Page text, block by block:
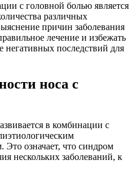
с головной болью является
различных
причин заболевания
лечение и избежать
негативных последствий для
носа с
в комбинации с
Это означает, что синдром
нескольких заболеваний, к